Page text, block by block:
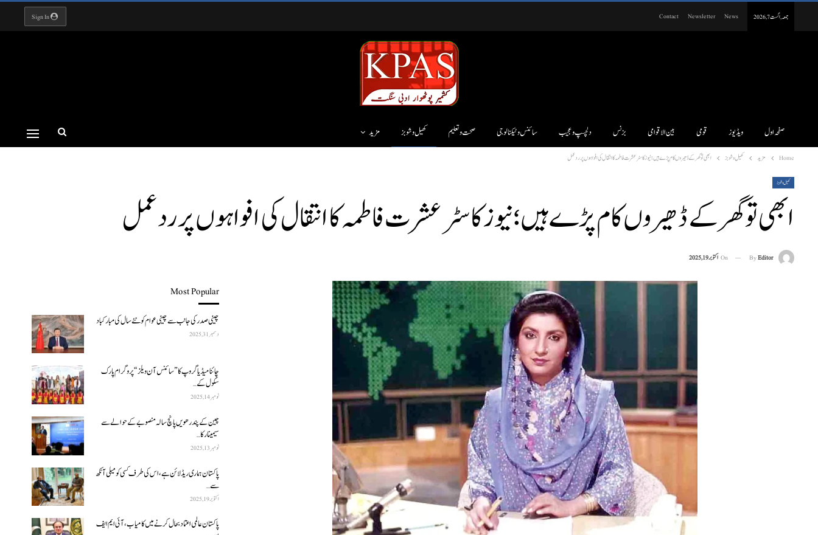
Sign In جمعہ, اگست 7, 2026 News
Newsletter
Contact
صفحہ اول ویڈیوز قومی بین الاقوامی بزنس دلچسپ و عجیب سائنس وٹیکنالوجی صحت و تعلیم کھیل و شوبز مزید
Home مزید کھیل و شوبز ابھی تو گھر کے ڈھیروں کام پڑے ہیں؛ نیوز کاسٹر عشرت فاطمہ کا انتقال کی افواہوں پر ردعمل
کھیل و شوبز
ابھی تو گھر کے ڈھیروں کام پڑے ہیں؛ نیوز کاسٹر عشرت فاطمہ کا انتقال کی افواہوں پر ردعمل
ByEditor
On اکتوبر 19, 2025
Most Popular
چینی صدر کی جانب سے چینی عوام کو نئے سال کی مبارکباد
دسمبر 31, 2025
چائنا میڈیا گروپ کا ”سائنس آن ویلز“ پروگرام پارک
سکول کے…
نومبر 14, 2025
چین کے پندرھویں پانچ سالہ منصوبے کے حوالے سے
سیمینار کا…
نومبر 13, 2025
پاکستان ہماری ریڈ لائن ہے، اس کی طرف کسی کو میلی آنکھ
سے…
اکتوبر 19, 2025
پاکستان عالمی اعتماد بحال کرنے میں کامیاب، آئی ایم ایف